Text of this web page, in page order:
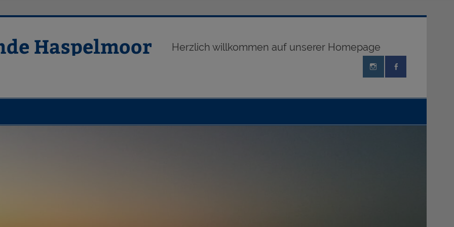
Haspelmoor Herzlich willkommen auf unserer Homepage